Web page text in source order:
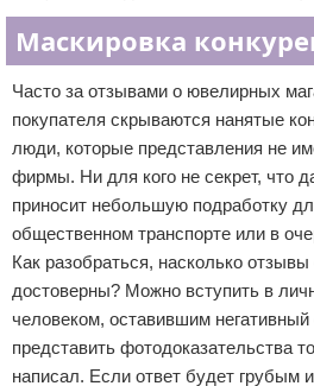
Маскировка
Часто за отзывами о ювелирных
покупателя скрываются нанятые
люди, которые представления не
фирмы. Ни для кого не секрет, что
приносит небольшую подработку
общественном транспорте или в
Как разобраться, насколько
достоверны? Можно вступить в
человеком, оставившим негативный
представить фотодоказательства
написал. Если ответ будет грубым